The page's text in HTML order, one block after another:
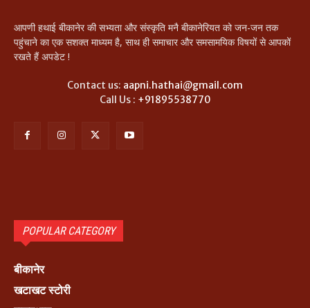
आपणी हथाई बीकानेर की सभ्यता और संस्कृति मनै बीकानेरियत को जन-जन तक
पहुंचाने का एक सशक्त माध्यम है, साथ ही समाचार और समसामयिक विषयों से आपकों
रखते हैं अपडेट !
Contact us: aapni.hathai@gmail.com
Call Us : +91895538770
POPULAR CATEGORY
बीकानेर
खटाखट स्टोरी